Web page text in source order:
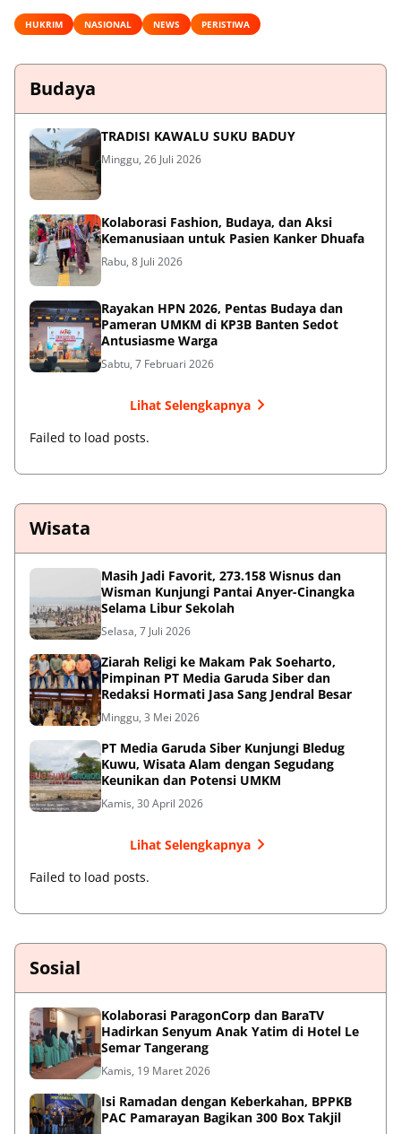
HUKRIM NASIONAL NEWS PERISTIWA
Budaya
TRADISI KAWALU SUKU BADUY
Minggu, 26 Juli 2026
Kolaborasi Fashion, Budaya, dan Aksi
Kemanusiaan untuk Pasien Kanker Dhuafa
Rabu, 8 Juli 2026
Rayakan HPN 2026, Pentas Budaya dan
Pameran UMKM di KP3B Banten Sedot
Antusiasme Warga
Sabtu, 7 Februari 2026
Lihat Selengkapnya
Failed to load posts.
Wisata
Masih Jadi Favorit, 273.158 Wisnus dan
Wisman Kunjungi Pantai Anyer-Cinangka
Selama Libur Sekolah
Selasa, 7 Juli 2026
Ziarah Religi ke Makam Pak Soeharto,
Pimpinan PT Media Garuda Siber dan
Redaksi Hormati Jasa Sang Jendral Besar
Minggu, 3 Mei 2026
PT Media Garuda Siber Kunjungi Bledug
Kuwu, Wisata Alam dengan Segudang
Keunikan dan Potensi UMKM
Kamis, 30 April 2026
Lihat Selengkapnya
Failed to load posts.
Sosial
Kolaborasi ParagonCorp dan BaraTV
Hadirkan Senyum Anak Yatim di Hotel Le
Semar Tangerang
Kamis, 19 Maret 2026
Isi Ramadan dengan Keberkahan, BPPKB
PAC Pamarayan Bagikan 300 Box Takjil